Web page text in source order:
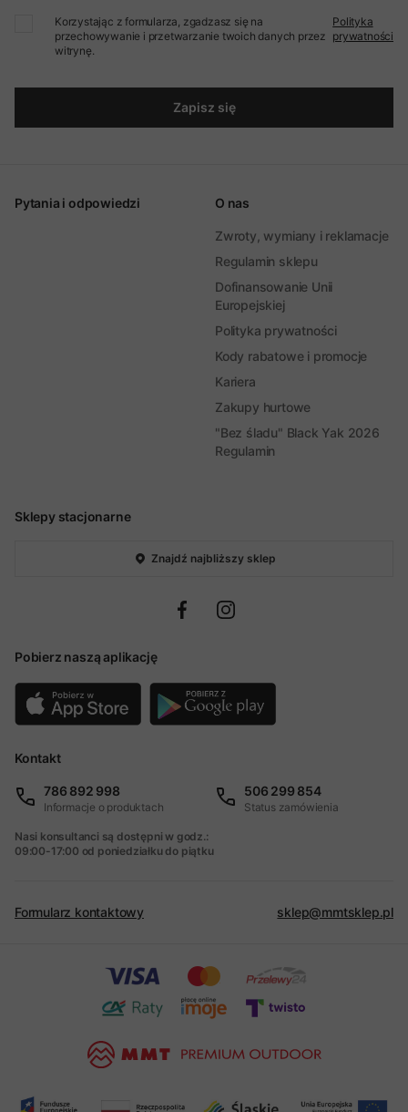
Korzystając z formularza, zgadzasz się na
przechowywanie i przetwarzanie twoich danych przez
witrynę.
Polityka
prywatności
Zapisz się
Sklepy stacjonarne
Znajdź najbliższy sklep
Pobierz naszą aplikację
Pytania i odpowiedzi O nas
Zwroty, wymiany i reklamacje
Regulamin sklepu
Dofinansowanie Unii
Europejskiej
Polityka prywatności
Kody rabatowe i promocje
Kariera
Zakupy hurtowe
"Bez śladu" Black Yak 2026
Regulamin
Kontakt
786 892 998
Informacje o produktach
506 299 854
Status zamówienia
Nasi konsultanci są dostępni w godz.:
09:00-17:00 od poniedziałku do piątku
Formularz kontaktowy sklep@mmtsklep.pl